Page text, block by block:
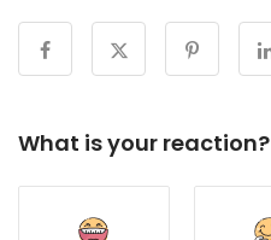
What is your reaction?